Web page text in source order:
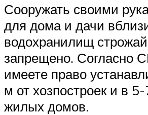
Сооружать своими
для дома и дачи
водохранилищ
запрещено. Согласно
имеете право
м от хозпостроек и в
жилых домов.